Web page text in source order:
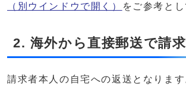
（別ウインドウで開く）
をご参考と
2. 海外から直接郵送で請求
請求者本人の自宅への返送となります